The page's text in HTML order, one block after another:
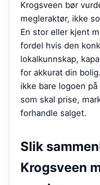
Krogsveen bør
megleraktør, ikke
En stor eller kjent
fordel hvis den
lokalkunnskap,
for akkurat din
ikke bare logoen
som skal prise,
forhandle salget.
Slik
Krogsveen